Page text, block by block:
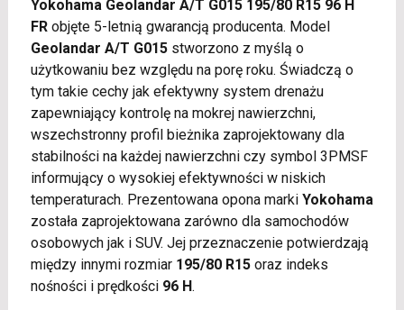
Yokohama Geolandar A/T G015 195/80 R15 96 H
FRobjęte 5-letnią gwarancją producenta. Model
Geolandar A/T G015stworzono z myślą o
użytkowaniu bez względu na porę roku. Świadczą o
tym takie cechy jak efektywny system drenażu
zapewniający kontrolę na mokrej nawierzchni,
wszechstronny profil bieżnika zaprojektowany dla
stabilności na każdej nawierzchni czy symbol 3PMSF
informujący o wysokiej efektywności w niskich
temperaturach. Prezentowana opona marki Yokohama
została zaprojektowana zarówno dla samochodów
osobowych jak i SUV. Jej przeznaczenie potwierdzają
między innymi rozmiar 195/80 R15oraz indeks
nośności i prędkości 96 H.